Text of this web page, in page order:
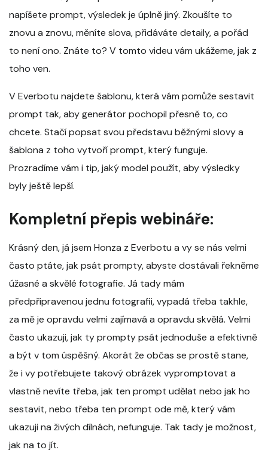
napíšete prompt, výsledek je úplně jiný. Zkoušíte to
znovu a znovu, měníte slova, přidáváte detaily, a pořád
to není ono. Znáte to? V tomto videu vám ukážeme, jak z
toho ven.
V Everbotu najdete šablonu, která vám pomůže sestavit
prompt tak, aby generátor pochopil přesně to, co
chcete. Stačí popsat svou představu běžnými slovy a
šablona z toho vytvoří prompt, který funguje.
Prozradíme vám i tip, jaký model použít, aby výsledky
byly ještě lepší.
Kompletní přepis webináře:
Krásný den, já jsem Honza z Everbotu a vy se nás velmi
často ptáte, jak psát prompty, abyste dostávali řekněme
úžasné a skvělé fotografie. Já tady mám
předpřipravenou jednu fotografii, vypadá třeba takhle,
za mě je opravdu velmi zajímavá a opravdu skvělá. Velmi
často ukazuji, jak ty prompty psát jednoduše a efektivně
a být v tom úspěšný. Akorát že občas se prostě stane,
že i vy potřebujete takový obrázek vypromptovat a
vlastně nevíte třeba, jak ten prompt udělat nebo jak ho
sestavit, nebo třeba ten prompt ode mě, který vám
ukazuji na živých dílnách, nefunguje. Tak tady je možnost,
jak na to jít.